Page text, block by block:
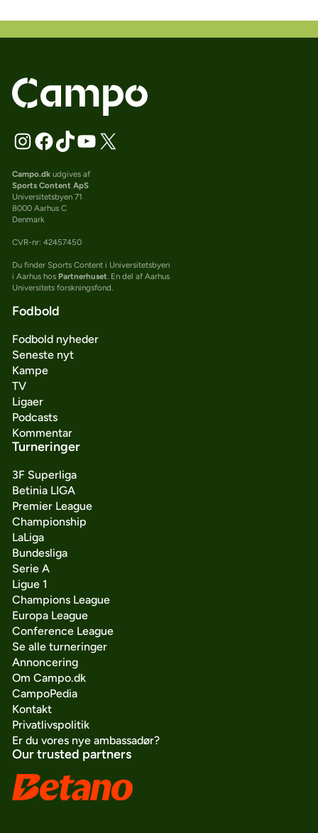
Campo.dkudgives af
Sports Content ApS
Universitetsbyen 71
8000 Aarhus C
Denmark
CVR-nr: 42457450
Du finder Sports Content i Universitetsbyen
i Aarhus hos Partnerhuset. En del af Aarhus
Universitets forskningsfond.
Fodbold
Fodbold nyheder
Seneste nyt
Kampe
TV
Ligaer
Podcasts
Kommentar
Turneringer
3F Superliga
Betinia LIGA
Premier League
Championship
LaLiga
Bundesliga
Serie A
Ligue 1
Champions League
Europa League
Conference League
Se alle turneringer
Annoncering
Om Campo.dk
CampoPedia
Kontakt
Privatlivspolitik
Er du vores nye ambassadør?
Our trusted partners